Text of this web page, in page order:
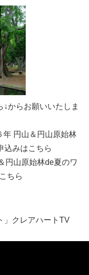
からお願いいたしま
年 円山＆円山原始林
込みはこちら
円山原始林de夏のワ
ちら
」クレアハートTV